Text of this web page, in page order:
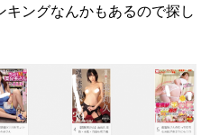
キングなんかもあるので探し